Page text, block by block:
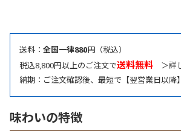
送料： 全国一律880円 （税込）
税込8,800円以上のご注文で送料無料 ＞詳
納期：ご注文確認後、最短で【翌営業日以降
味わいの特徴